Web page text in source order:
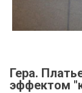
Гера.
эффектом